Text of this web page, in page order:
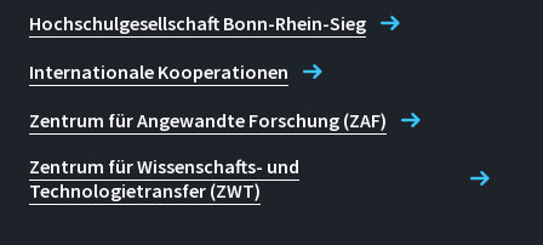
Hochschulgesellschaft Bonn-Rhein-Sieg
Internationale Kooperationen
Zentrum für Angewandte Forschung (ZAF)
Zentrum für Wissenschafts- und
Technologietransfer (ZWT)